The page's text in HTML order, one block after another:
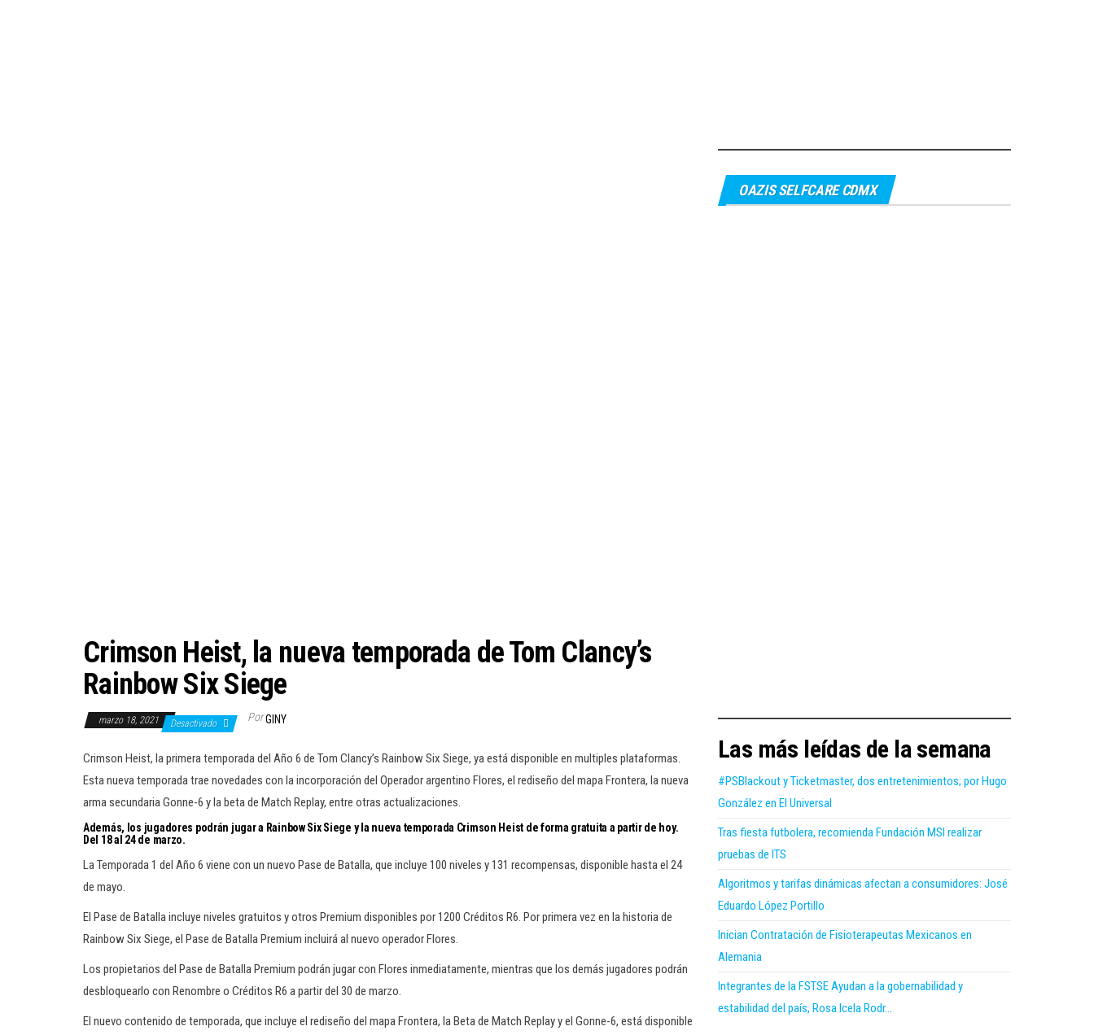
Crimson Heist, la nueva temporada de Tom Clancy’s
Rainbow Six Siege
marzo 18, 2021 Desactivado PorGINY
Crimson Heist, la primera temporada del Año 6 de Tom Clancy’s Rainbow Six Siege, ya está disponible en multiples plataformas.
Esta nueva temporada trae novedades con la incorporación del Operador argentino Flores, el rediseño del mapa Frontera, la nueva
arma secundaria Gonne-6 y la beta de Match Replay, entre otras actualizaciones.
Además, los jugadores podrán jugar a Rainbow Six Siege y la nueva temporada Crimson Heist de forma gratuita a partir de hoy.
Del 18 al 24 de marzo.
La Temporada 1 del Año 6 viene con un nuevo Pase de Batalla, que incluye 100 niveles y 131 recompensas, disponible hasta el 24
de mayo.
El Pase de Batalla incluye niveles gratuitos y otros Premium disponibles por 1200 Créditos R6. Por primera vez en la historia de
Rainbow Six Siege, el Pase de Batalla Premium incluirá al nuevo operador Flores.
Los propietarios del Pase de Batalla Premium podrán jugar con Flores inmediatamente, mientras que los demás jugadores podrán
desbloquearlo con Renombre o Créditos R6 a partir del 30 de marzo.
El nuevo contenido de temporada, que incluye el rediseño del mapa Frontera, la Beta de Match Replay y el Gonne-6, está disponible
OAZIS SELFCARE CDMX
Las más leídas de la semana
#PSBlackout y Ticketmaster, dos entretenimientos; por Hugo
González en El Universal
Tras fiesta futbolera, recomienda Fundación MSI realizar
pruebas de ITS
Algoritmos y tarifas dinámicas afectan a consumidores: José
Eduardo López Portillo
Inician Contratación de Fisioterapeutas Mexicanos en
Alemania
Integrantes de la FSTSE Ayudan a la gobernabilidad y
estabilidad del país, Rosa Icela Rodr...